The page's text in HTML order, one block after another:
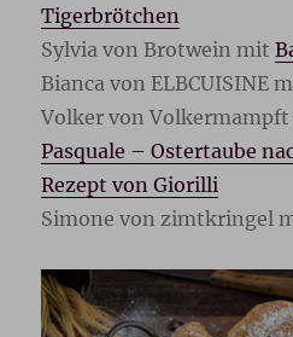
Tigerbrötchen
Sylvia von Brotwein mit
Bianca von ELBCUISINE
Volker von
Pasquale – Ostertaube
Rezept von Giorilli
Simone von zimtkringel